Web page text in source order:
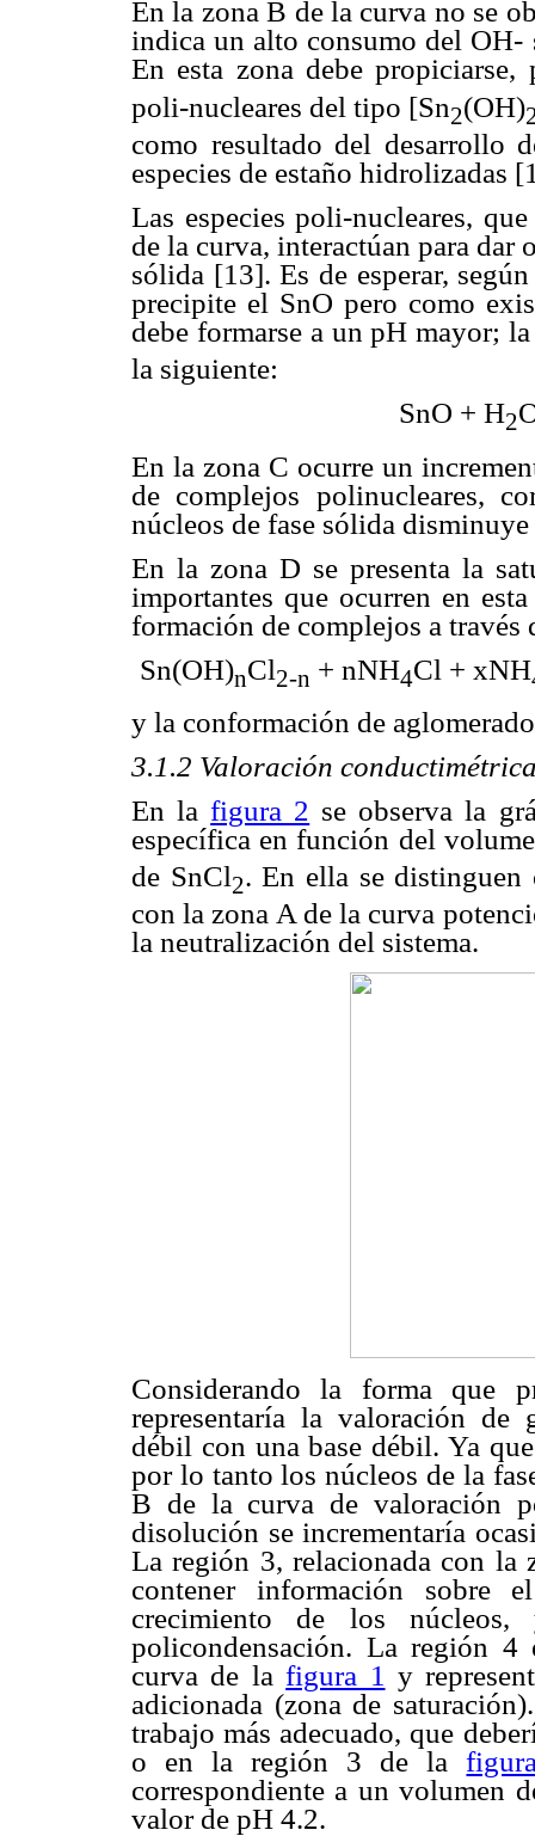
En la zona B de la curva no se
indica un alto consumo del
En esta zona debe
poli-nucleares del tipo [Sn2(OH)
como resultado del desarrollo
especies de estaño hidrolizadas
Las especies poli-nucleares,
de la curva, interactúan para dar
sólida [13]. Es de esperar,
precipite el SnO pero como
debe formarse a un pH mayor;
la siguiente:
SnO + H2
En la zona C ocurre un
de complejos polinucleares,
núcleos de fase sólida
En la zona D se presenta la
importantes que ocurren en
formación de complejos a
Sn(OH)nCl2-n + nNH4Cl + xNH
y la conformación de
3.1.2 Valoración
En lafigura 2 se observa la
específica en función del
de SnCl2. En ella se distinguen
con la zona A de la curva
la neutralización del sistema.
Considerando la forma que
representaría la valoración de
débil con una base débil. Ya
por lo tanto los núcleos de la
B de la curva de valoración
disolución se incrementaría
La región 3, relacionada con la
contener información sobre
crecimiento de los
policondensación. La región
curva de lafigura 1 y
adicionada (zona de
trabajo más adecuado, que
o en la región 3 de la
correspondiente a un volumen
valor de pH 4.2.